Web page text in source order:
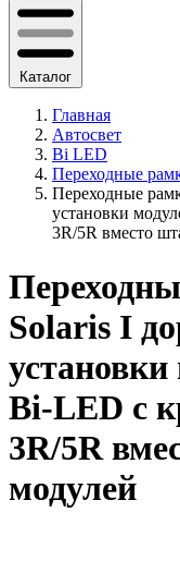
Каталог
Главная
Автосвет
Bi LED
Переходные
Переходные
установки
3R/5R вместо
Solaris I
Bi-LED с
3R/5R
модулей